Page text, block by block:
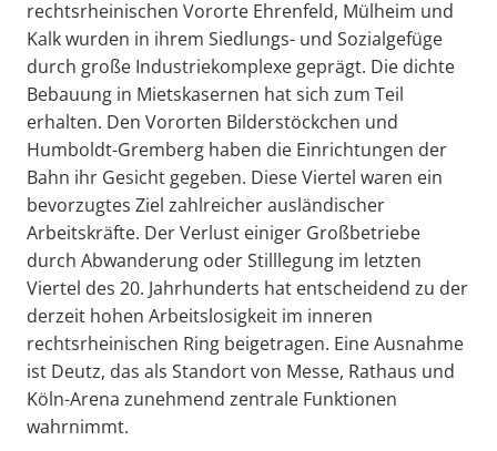
rechtsrheinischen Vororte Ehrenfeld, Mülheim und
Kalk wurden in ihrem Siedlungs- und Sozialgefüge
durch große Industriekomplexe geprägt. Die dichte
Bebauung in Mietskasernen hat sich zum Teil
erhalten. Den Vororten Bilderstöckchen und
Humboldt-Gremberg haben die Einrichtungen der
Bahn ihr Gesicht gegeben. Diese Viertel waren ein
bevorzugtes Ziel zahlreicher ausländischer
Arbeitskräfte. Der Verlust einiger Großbetriebe
durch Abwanderung oder Stilllegung im letzten
Viertel des 20. Jahrhunderts hat entscheidend zu der
derzeit hohen Arbeitslosigkeit im inneren
rechtsrheinischen Ring beigetragen. Eine Ausnahme
ist Deutz, das als Standort von Messe, Rathaus und
Köln-Arena zunehmend zentrale Funktionen
wahrnimmt.